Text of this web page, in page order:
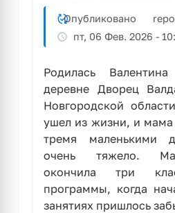
Рубцовске
продолжается
Опубликовано
пт, 06 Фев. 2026 -
Родилась
деревне Дворец
Новгородской
ушел из жизни, и мама
тремя маленькими
очень тяжело.
окончила три
программы, когда
занятиях пришлось